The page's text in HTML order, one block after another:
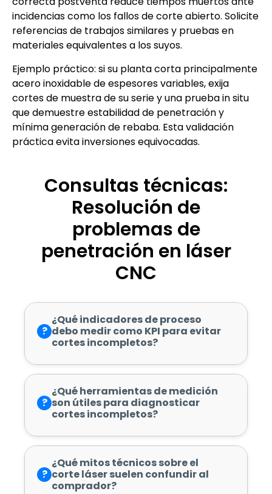
incidencias como los fallos de corte abierto. Solicite
referencias de trabajos similares y pruebas en
materiales equivalentes a los suyos.
Ejemplo práctico: si su planta corta principalmente
acero inoxidable de espesores variables, exija
cortes de muestra de su serie y una prueba in situ
que demuestre estabilidad de penetración y
mínima generación de rebaba. Esta validación
práctica evita inversiones equivocadas.
Consultas técnicas:
Resolución de
problemas de
penetración en láser
CNC
?
¿Qué indicadores de proceso
debo medir como KPI para evitar
cortes incompletos?
?
¿Qué herramientas de medición
son útiles para diagnosticar
cortes incompletos?
?
¿Qué mitos técnicos sobre el
corte láser suelen confundir al
comprador?